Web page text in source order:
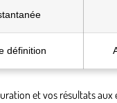
définition
et vos résultats